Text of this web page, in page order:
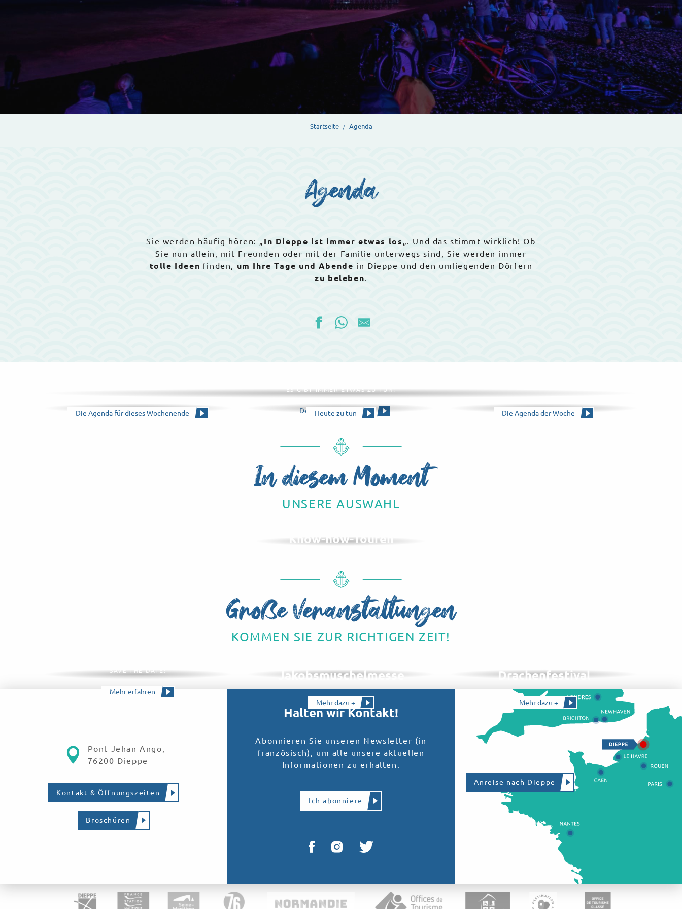
Startseite Agenda
Agenda
Sie werden häufig hören: „ In Dieppe ist immer etwas los „. Und das stimmt wirklich! Ob
Sie nun allein, mit Freunden oder mit der Familie unterwegs sind, Sie werden immer
tolle Ideen finden, um Ihre Tage und Abende in Dieppe und den umliegenden Dörfern
zu beleben.
ES GIBT IMMER ETWAS ZU TUN!
Den Kalender ansehen
Die Agenda für dieses Wochenende Heute zu tun Die Agenda der Woche
In diesem Moment
UNSERE AUSWAHL
Know-how-Touren
Große Veranstaltungen
KOMMEN SIE ZUR RICHTIGEN ZEIT!
SAVE THE DATE!
Mehr erfahren
Jakobsmuschelmesse
Mehr dazu +
Drachenfestival
Mehr dazu +
Pont Jehan Ango,
76200 Dieppe
Kontakt & Öffnungszeiten
Broschüren
Halten wir Kontakt!
Abonnieren Sie unseren Newsletter (in
französisch), um alle unsere aktuellen
Informationen zu erhalten.
Ich abonniere
Anreise nach Dieppe